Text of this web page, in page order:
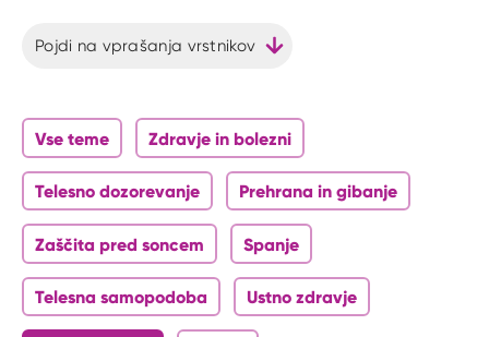
Pojdi na vprašanja vrstnikov
Vse teme Zdravje in bolezni
Telesno dozorevanje Prehrana in gibanje
Zaščita pred soncem Spanje
Telesna samopodoba Ustno zdravje